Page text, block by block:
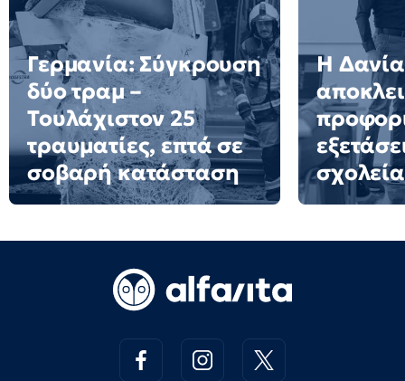
Γερμανία: Σύγκρουση
δύο τραμ –
Τουλάχιστον 25
τραυματίες, επτά σε
σοβαρή κατάσταση
Η